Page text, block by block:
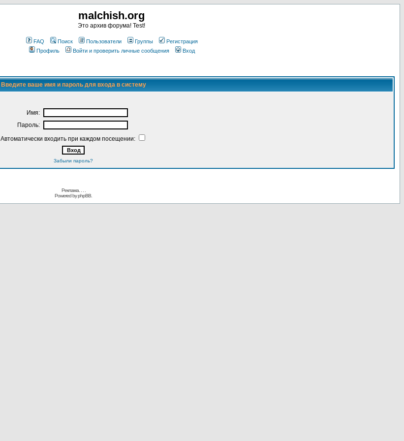
malchish.org
Это архив форума! Test!
FAQ Поиск Пользователи Группы
Регистрация
Профиль
Войти и проверить личные сообщения Вход
Введите ваше имя и пароль для входа в систему
Имя:
Пароль:
Автоматически входить при каждом посещении:
Забыли пароль?
Реклама. . .
Powered byphpBB.